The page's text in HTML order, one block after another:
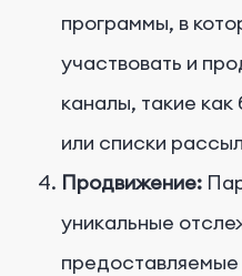
программы, в
участвовать и
каналы, такие
или списки
Продвижение:
уникальные